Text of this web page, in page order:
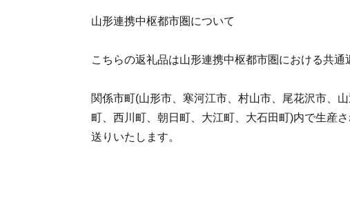
山形連携中枢都市圏について
こちらの返礼品は山形連携中枢都市圏における共通
関係市町(山形市、寒河江市、村山市、尾花沢市、
町、西川町、朝日町、大江町、大石田町)内で生産
送りいたします。